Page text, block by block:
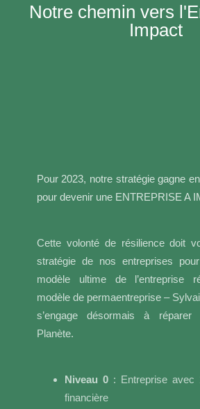
Notre chemin vers
Impact
Pour 2023, notre stratégie gagne
pour devenir une ENTREPRISE A
Cette volonté de résilience doit
stratégie de nos entreprises
modèle ultime de l’entreprise
modèle de permaentreprise –
s’engage désormais à réparer
Planète.
Niveau 0: Entreprise avec
financière